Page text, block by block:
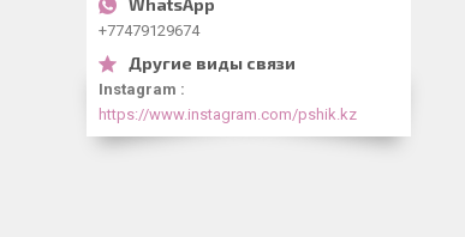
+77479129674
Instagram
https://www.instagram.com/pshik.kz